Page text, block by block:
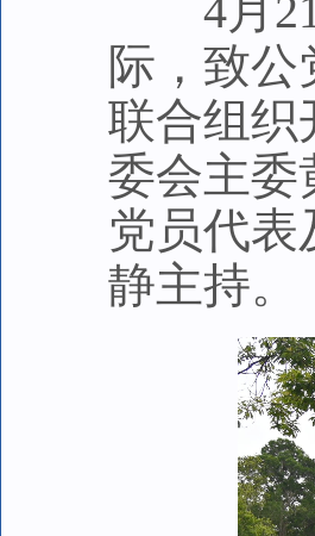
4月21
际，致
联合组织
委会主委
党员代表
静主持。